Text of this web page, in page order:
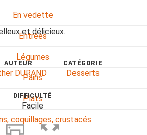
En vedette
Entrées
Légumes
Pains
Plats
coquillages, crustacés
et délicieux.
AUTEUR
DURAND
CATÉGORIE
Desserts
DIFFICULTÉ
Facile